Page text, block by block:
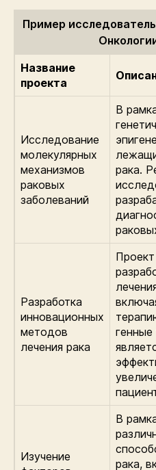
Пример
Название
проекта
Исследование
молекулярных
механизмов
раковых
заболеваний
В
рака.
Разработка
инновационных
методов
лечения рака
Изучение
В
рака,